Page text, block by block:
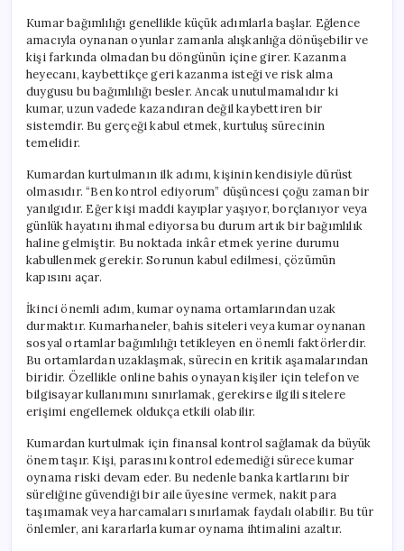
Kumar bağımlılığı genellikle küçük adımlarla başlar. Eğlence
amacıyla oynanan oyunlar zamanla alışkanlığa dönüşebilir ve
kişi farkında olmadan bu döngünün içine girer. Kazanma
heyecanı, kaybettikçe geri kazanma isteği ve risk alma
duygusu bu bağımlılığı besler. Ancak unutulmamalıdır ki
kumar, uzun vadede kazandıran değil kaybettiren bir
sistemdir. Bu gerçeği kabul etmek, kurtuluş sürecinin
temelidir.
Kumardan kurtulmanın ilk adımı, kişinin kendisiyle dürüst
olmasıdır. “Ben kontrol ediyorum” düşüncesi çoğu zaman bir
yanılgıdır. Eğer kişi maddi kayıplar yaşıyor, borçlanıyor veya
günlük hayatını ihmal ediyorsa bu durum artık bir bağımlılık
haline gelmiştir. Bu noktada inkâr etmek yerine durumu
kabullenmek gerekir. Sorunun kabul edilmesi, çözümün
kapısını açar.
İkinci önemli adım, kumar oynama ortamlarından uzak
durmaktır. Kumarhaneler, bahis siteleri veya kumar oynanan
sosyal ortamlar bağımlılığı tetikleyen en önemli faktörlerdir.
Bu ortamlardan uzaklaşmak, sürecin en kritik aşamalarından
biridir. Özellikle online bahis oynayan kişiler için telefon ve
bilgisayar kullanımını sınırlamak, gerekirse ilgili sitelere
erişimi engellemek oldukça etkili olabilir.
Kumardan kurtulmak için finansal kontrol sağlamak da büyük
önem taşır. Kişi, parasını kontrol edemediği sürece kumar
oynama riski devam eder. Bu nedenle banka kartlarını bir
süreliğine güvendiği bir aile üyesine vermek, nakit para
taşımamak veya harcamaları sınırlamak faydalı olabilir. Bu tür
önlemler, ani kararlarla kumar oynama ihtimalini azaltır.